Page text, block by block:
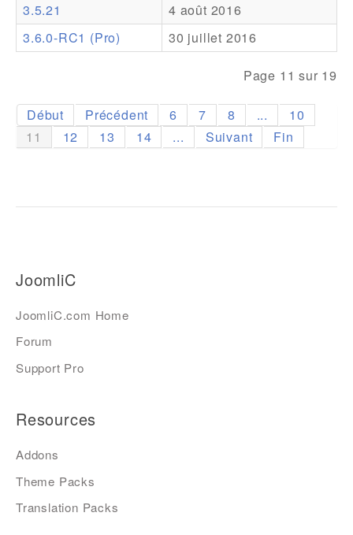
3.5.21
4 août 2016
3.6.0-RC1 (Pro)
30 juillet 2016
Page 11 sur 19
Début Précédent 6 7 8 ...
10
11
12 13 14 ... Suivant Fin
JoomliC
JoomliC.com Home
Forum
Support Pro
Resources
Addons
Theme Packs
Translation Packs